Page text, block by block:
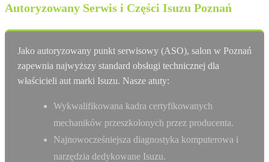
Autoryzowany Serwis i Części Isuzu Poznań
Jako autoryzowany punkt serwisowy (ASO), salon w Poznań
zapewnia najwyższy standard obsługi technicznej dla
właścicieli aut marki Isuzu. Nasze atuty:
Wykwalifikowana kadra certyfikowanych
mechaników przeszkolonych przez producenta.
Najnowocześniejsza diagnostyka komputerowa i
narzędzia dedykowane Isuzu.